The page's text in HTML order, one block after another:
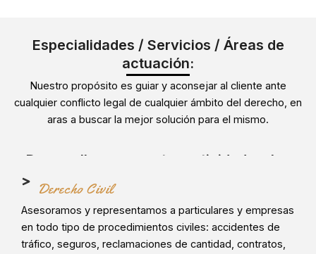
Especialidades / Servicios / Áreas de
actuación:
Nuestro propósito es guiar y aconsejar al cliente ante
cualquier conflicto legal de cualquier ámbito del derecho, en
aras a buscar la mejor solución para el mismo.
Desarrollamos nuestra actividad en las
Derecho Civil
Asesoramos y representamos a particulares y empresas
en todo tipo de procedimientos civiles: accidentes de
tráfico, seguros, reclamaciones de cantidad, contratos,